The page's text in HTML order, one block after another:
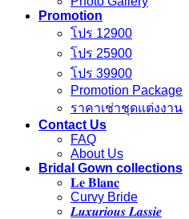
Promotion
โปร 12900
โปร 25900
โปร 39900
Promotion Package
ราคาเช่าชุดแต่งงาน
Contact Us
FAQ
About Us
Bridal Gown collections
𝐋𝐞 𝐁𝐥𝐚𝐧𝐜
Curvy Bride
𝑳𝒖𝒙𝒖𝒓𝒊𝒐𝒖𝒔 𝑳𝒂𝒔𝒔𝒊𝒆